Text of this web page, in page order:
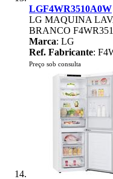
LGF4WR3510A0W
LG MAQUINA
BRANCO
Marca: LG
Ref. Fabricante:
Preço sob consulta